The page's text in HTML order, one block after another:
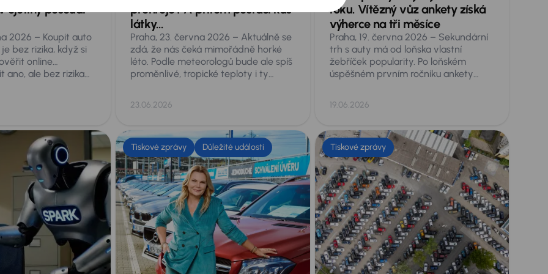
ojetiny posoudí
2026 – Koupit auto
bez rizika, když si
online…
ano, ale bez rizika
prověření vozu
nemusí být
online
také fyzické
vždy odhalí vše.
přehřeje? A přitom postačí kus
látky…
Praha, 23. června 2026 – Aktuálně se
zdá, že nás čeká mimořádně horké
léto. Podle meteorologů bude ale spíš
proměnlivé, tropické teploty i ty
představují akutní nebezpečí pro
autě, a to zdaleka nejen pro malé dítě
či psa. Co přesně hrozí a co proti
tomu dělat?
23.06.2026
roku. Vítězný vůz ankety získá
výherce na tři měsíce
Praha, 19. června 2026 – Sekundární
trh s auty má od loňska vlastní
žebříček popularity. Po loňském
úspěšném prvním ročníku ankety
AURES Holdings druhý ročník
ojeté vozy v Česku.
19.06.2026
Tiskové zprávy Důležité události Tiskové zprávy